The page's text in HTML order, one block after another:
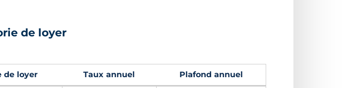
de loyer
de loyer Taux annuel Plafond annuel